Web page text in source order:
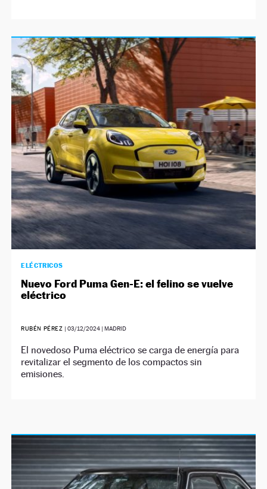
ELÉCTRICOS
Nuevo Ford Puma Gen-E: el felino se vuelve
eléctrico
RUBÉN PÉREZ |03/12/2024 | MADRID
El novedoso Puma eléctrico se carga de energía para
revitalizar el segmento de los compactos sin
emisiones.